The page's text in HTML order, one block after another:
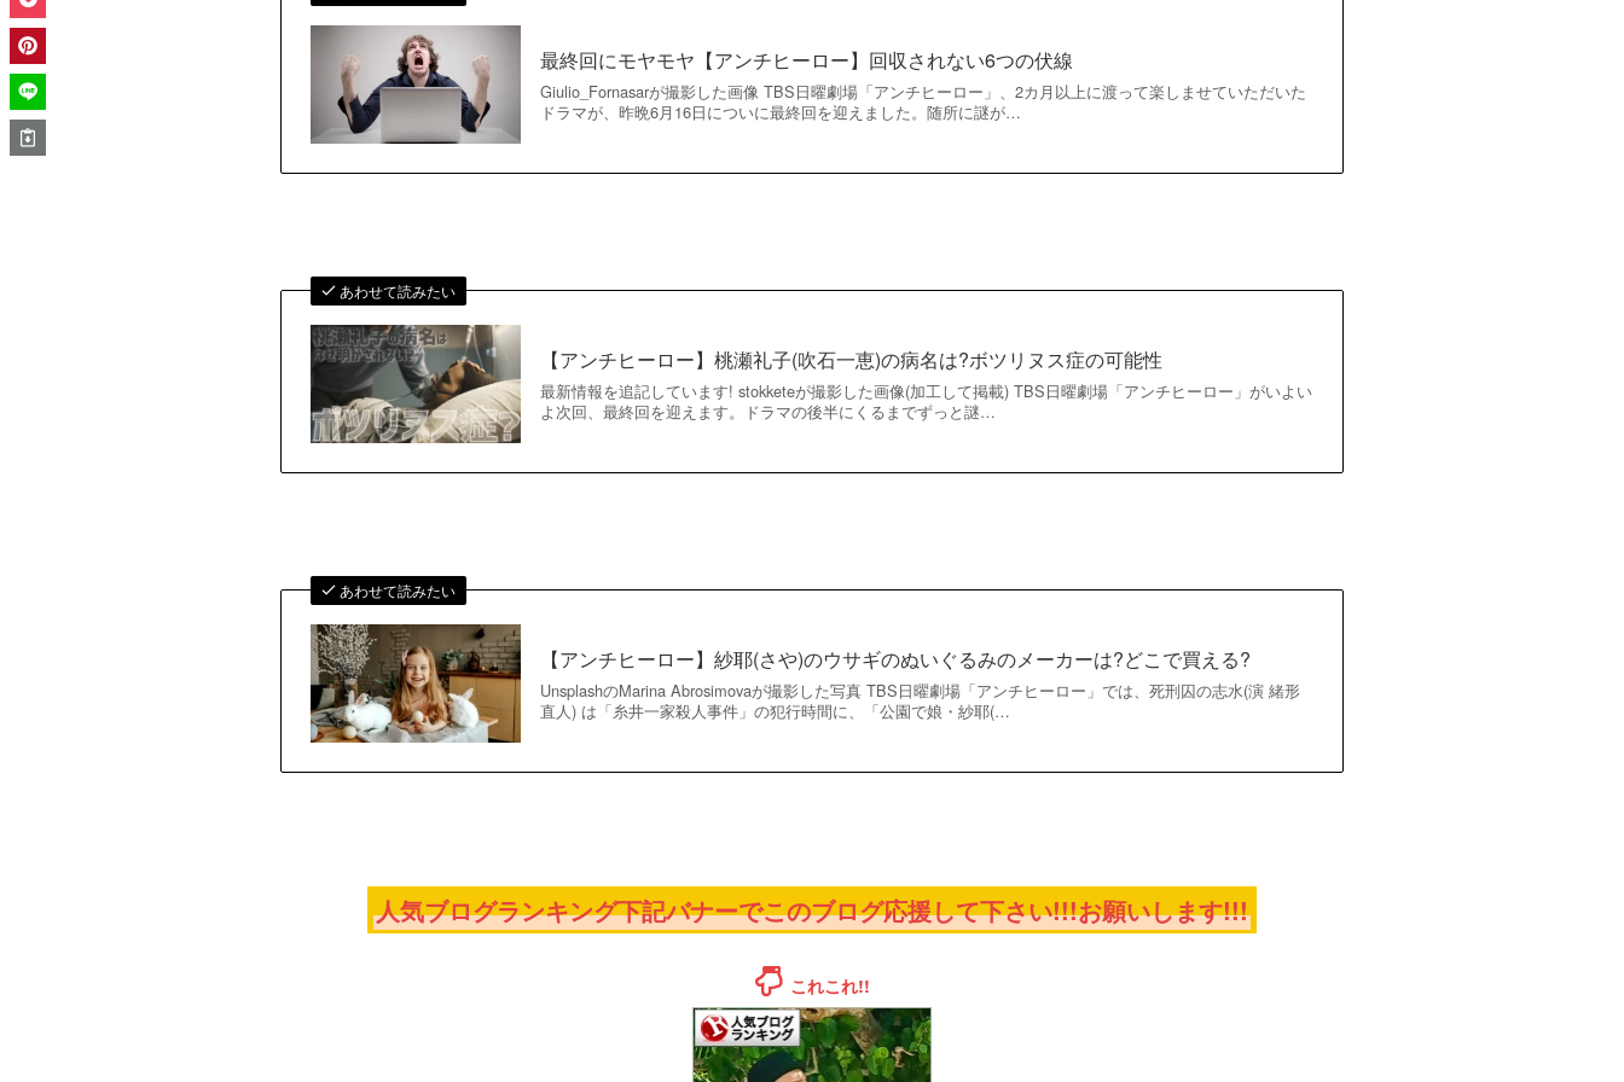
最終回にモヤモヤ【アンチヒーロー】回収されない6つの伏線
Giulio_Fornasarが撮影した画像 TBS日曜劇場「アンチヒーロー」、2カ月以上に渡って楽しませていただいた
ドラマが、昨晩6月16日についに最終回を迎えました。随所に謎が…
あわせて読みたい
【アンチヒーロー】桃瀬礼子(吹石一恵)の病名は?ボツリヌス症の可能性
最新情報を追記しています! stokketeが撮影した画像(加工して掲載) TBS日曜劇場「アンチヒーロー」がいよい
よ次回、最終回を迎えます。ドラマの後半にくるまでずっと謎…
あわせて読みたい
【アンチヒーロー】紗耶(さや)のウサギのぬいぐるみのメーカーは?どこで買える?
UnsplashのMarina Abrosimovaが撮影した写真 TBS日曜劇場「アンチヒーロー」では、死刑囚の志水(演 緒形
直人) は「糸井一家殺人事件」の犯行時間に、「公園で娘・紗耶(…
人気ブログランキング下記バナーでこのブログ応援して下さい!!!お願いします!!!
これこれ!!